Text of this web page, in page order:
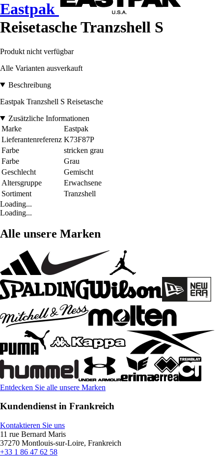
Eastpak
Reisetasche Tranzshell S
Produkt nicht verfügbar
Alle Varianten ausverkauft
Beschreibung
Eastpak Tranzshell S Reisetasche
Zusätzliche Informationen
Marke
Eastpak
Lieferantenreferenz K73F87P
Farbe
stricken grau
Farbe
Grau
Geschlecht
Gemischt
Altersgruppe
Erwachsene
Sortiment
Tranzshell
Loading...
Loading...
Alle unsere Marken
Entdecken Sie alle unsere Marken
Kundendienst in Frankreich
Kontaktieren Sie uns
11 rue Bernard Maris
37270 Montlouis-sur-Loire, Frankreich
+33 1 86 47 62 58